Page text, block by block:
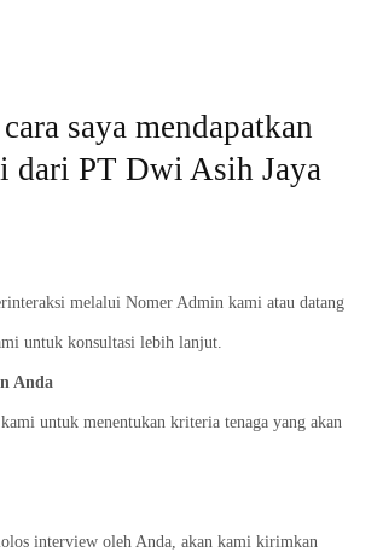
saya mendapatkan
dari PT Dwi Asih Jaya
melalui Nomer Admin kami atau datang
untuk konsultasi lebih lanjut.
Anda
untuk menentukan kriteria tenaga yang akan
interview oleh Anda, akan kami kirimkan